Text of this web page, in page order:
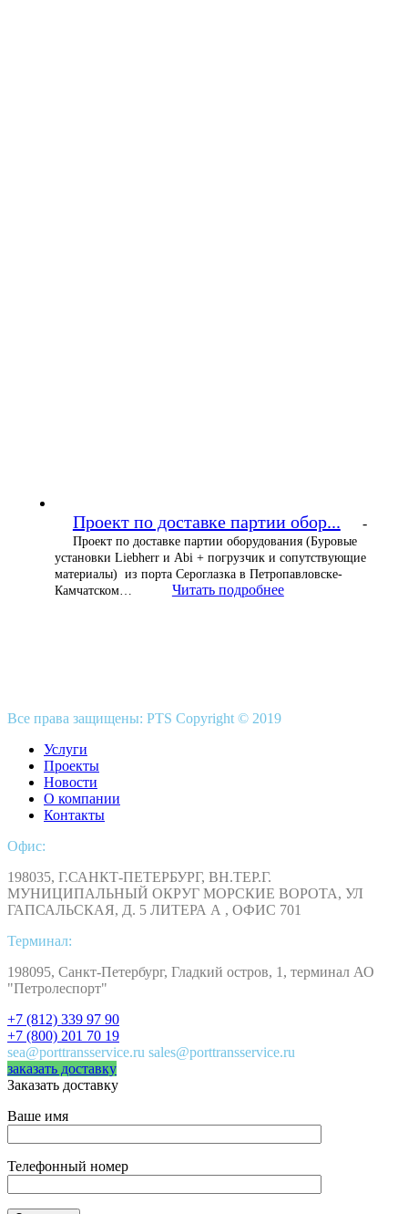
Проект по доставке партии обор... -
Проект по доставке партии оборудования (Буровые
установки Liebherr и Abi + погрузчик и сопутствующие
материалы) из порта Сероглазка в Петропавловске-
Камчатском…
Читать подробнее
Все права защищены: PTS Copyright © 2019
Услуги
Проекты
Новости
О компании
Контакты
Офис:
198035, Г.САНКТ-ПЕТЕРБУРГ, ВН.ТЕР.Г.
МУНИЦИПАЛЬНЫЙ ОКРУГ МОРСКИЕ ВОРОТА, УЛ
ГАПСАЛЬСКАЯ, Д. 5 ЛИТЕРА А , ОФИС 701
Терминал:
198095, Санкт-Петербург, Гладкий остров, 1, терминал АО
"Петролеспорт"
+7 (812) 339 97 90
+7 (800) 201 70 19
sea@porttransservice.ru sales@porttransservice.ru
заказать доставку
Заказать доставку
Ваше имя
Телефонный номер